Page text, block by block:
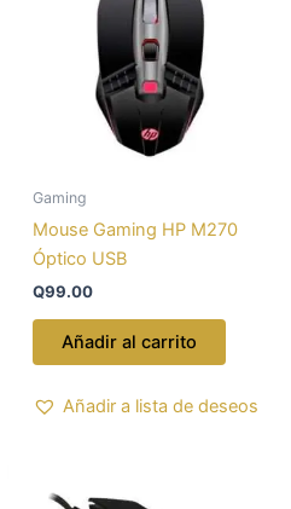
Gaming
Mouse Gaming HP M270
Óptico USB
Q99.00
Añadir al carrito
Añadir a lista de deseos